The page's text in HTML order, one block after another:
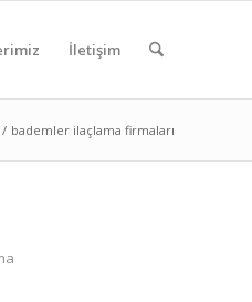
İletişim
/ bademler ilaçlama firmaları